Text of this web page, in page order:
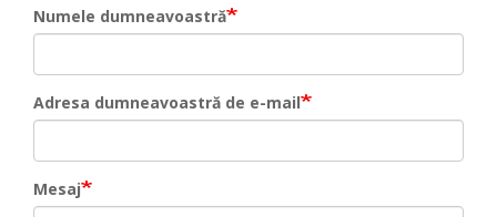
Numele dumneavoastră
Adresa dumneavoastră de e-mail
Mesaj